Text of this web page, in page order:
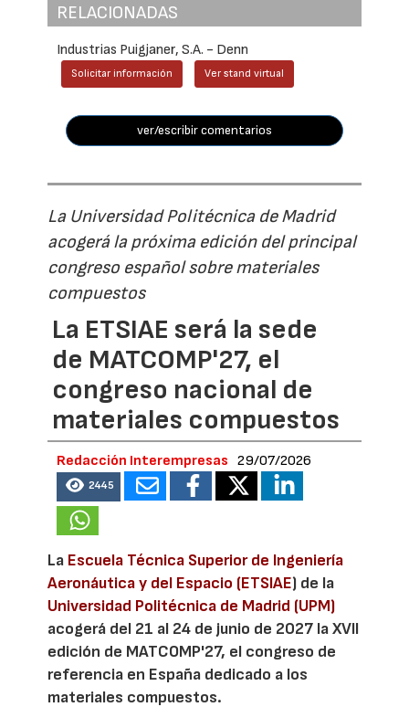
RELACIONADAS
Industrias Puigjaner, S.A. - Denn
Solicitar información Ver stand virtual
ver/escribir comentarios
La Universidad Politécnica de Madrid
acogerá la próxima edición del principal
congreso español sobre materiales
compuestos
La ETSIAE será la sede
de MATCOMP'27, el
congreso nacional de
materiales compuestos
Redacción Interempresas 29/07/2026
2445
La Escuela Técnica Superior de Ingeniería
Aeronáutica y del Espacio (ETSIAE) de la
Universidad Politécnica de Madrid (UPM)
acogerá del 21 al 24 de junio de 2027 la XVII
edición de MATCOMP'27, el congreso de
referencia en España dedicado a los
materiales compuestos.